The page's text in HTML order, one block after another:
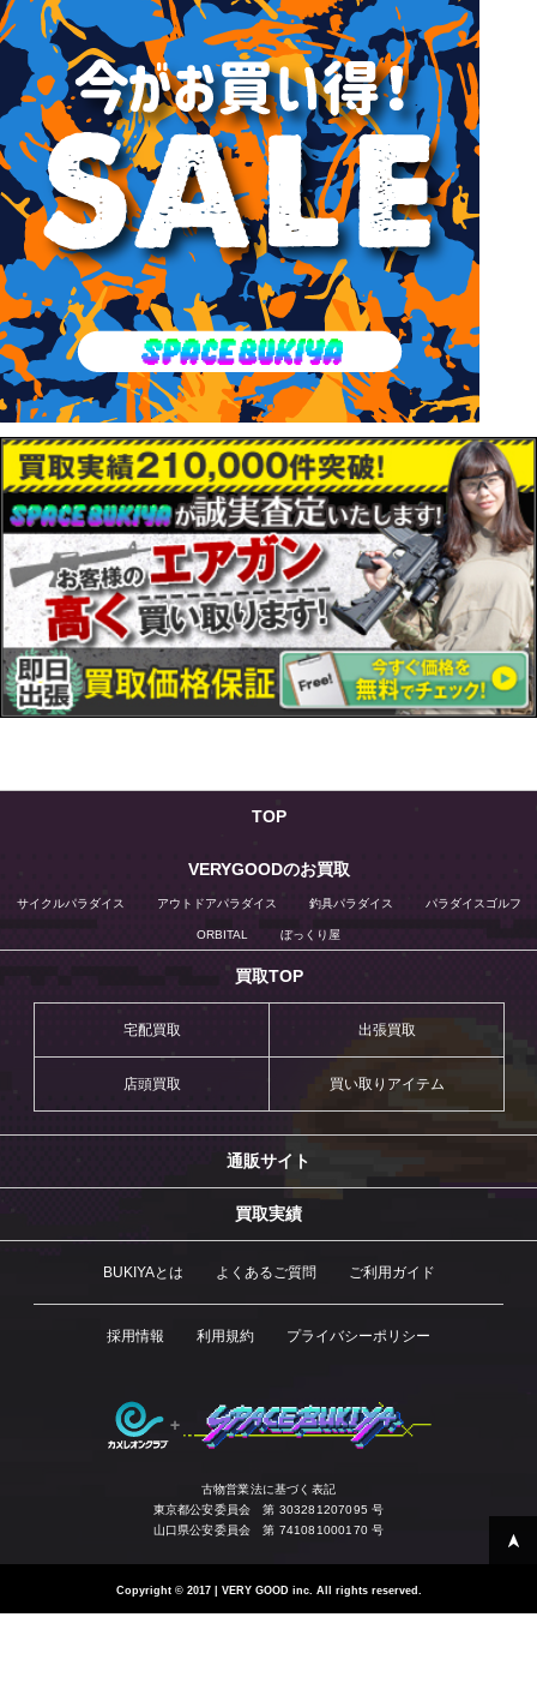
TOP
VERYGOODのお買取
サイクルパラダイス アウトドアパラダイス 釣具パラダイス パラダイスゴルフ
ORBITAL ぼっくり屋
買取TOP
宅配買取 出張買取
店頭買取 買い取りアイテム
通販サイト
買取実績
BUKIYAとは よくあるご質問 ご利用ガイド
採用情報 利用規約 プライバシーポリシー
古物営業法に基づく表記
東京都公安委員会 第 303281207095 号
山口県公安委員会 第 741081000170 号
Copyright ©2017 | VERY GOOD inc. All rights reserved.